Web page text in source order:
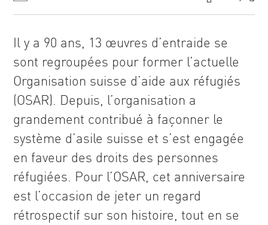
Il y a 90 ans, 13 œuvres d’entraide se
sont regroupées pour former l’actuelle
Organisation suisse d’aide aux réfugiés
(OSAR). Depuis, l’organisation a
grandement contribué à façonner le
système d’asile suisse et s’est engagée
en faveur des droits des personnes
réfugiées. Pour l’OSAR, cet anniversaire
est l’occasion de jeter un regard
rétrospectif sur son histoire, tout en se